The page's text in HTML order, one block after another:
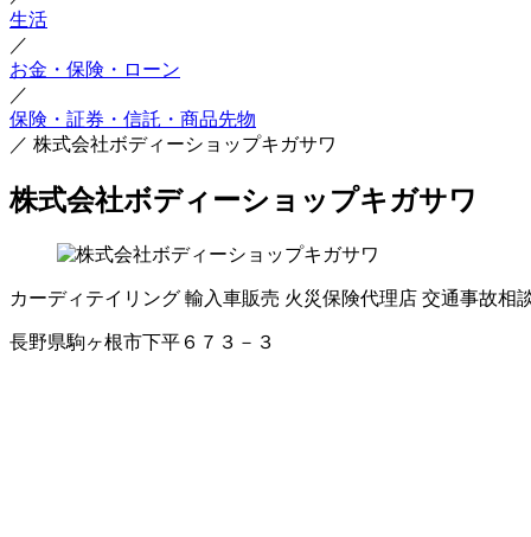
生活
／
お金・保険・ローン
／
保険・証券・信託・商品先物
／ 株式会社ボディーショップキガサワ
株式会社ボディーショップキガサワ
カーディテイリング 輸入車販売 火災保険代理店 交通事故相
長野県駒ヶ根市下平６７３－３